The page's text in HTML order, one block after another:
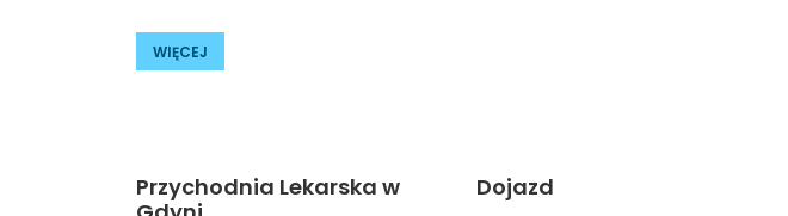
WIĘCEJ
Przychodnia Lekarska w
Dojazd